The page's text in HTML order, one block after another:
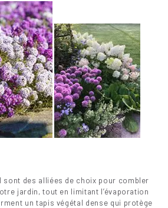
sont des alliées de choix pour combler
jardin, tout en limitant l’évaporation
un tapis végétal dense qui protège